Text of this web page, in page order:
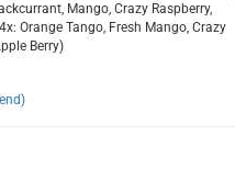
Mango, Crazy Raspber­ry,
Oran­ge Tango, Fresh Mango, Crazy
Berry)